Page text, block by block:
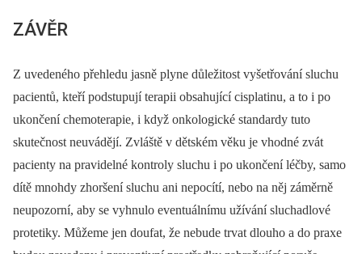
ZÁVĚR
Z uvedeného přehledu jasně plyne důležitost vyšetřování sluchu
pacientů, kteří podstupují terapii obsahující cisplatinu, a to i po
ukončení chemoterapie, i když onkologické standardy tuto
skutečnost neuvádějí. Zvláště v dětském věku je vhodné zvát
pacienty na pravidelné kontroly sluchu i po ukončení léčby, samo
dítě mnohdy zhoršení sluchu ani nepocítí, nebo na něj záměrně
neupozorní, aby se vyhnulo eventuálnímu užívání sluchadlové
protetiky. Můžeme jen doufat, že nebude trvat dlouho a do praxe